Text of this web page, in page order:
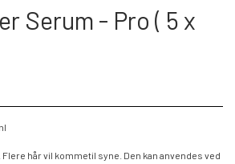
Serum - Pro ( 5 x
hår vil kommetil syne. Den kan anvendes ved